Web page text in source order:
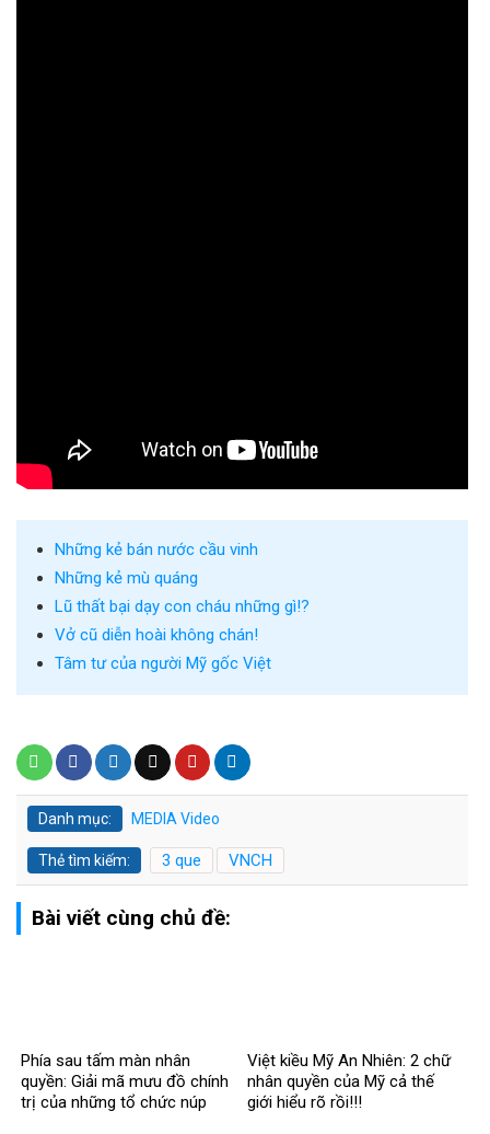
Những kẻ bán nước cầu vinh
Những kẻ mù quáng
Lũ thất bại dạy con cháu những gì!?
Vở cũ diễn hoài không chán!
Tâm tư của người Mỹ gốc Việt
Danh mục: MEDIA Video
Thẻ tìm kiếm: 3 que VNCH
Bài viết cùng chủ đề:
Phía sau tấm màn nhân
quyền: Giải mã mưu đồ chính
trị của những tổ chức núp
Việt kiều Mỹ An Nhiên: 2 chữ
nhân quyền của Mỹ cả thế
giới hiểu rõ rồi!!!